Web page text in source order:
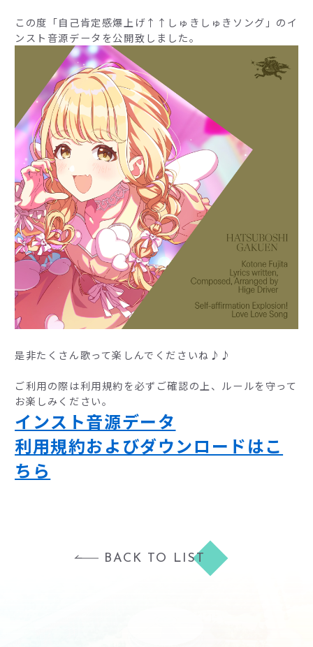
この度「自己肯定感爆上げ↑↑しゅきしゅきソング」のイ
ンスト音源データを公開致しました。
是非たくさん歌って楽しんでくださいね♪♪
ご利用の際は利用規約を必ずご確認の上、ルールを守って
お楽しみください。
インスト音源データ
利用規約およびダウンロードはこ
ちら
BACK TO LIST